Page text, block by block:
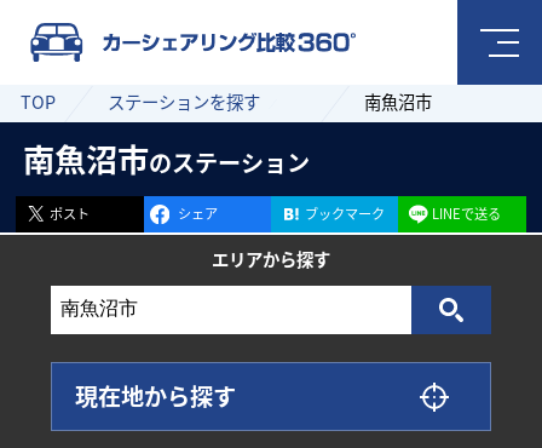
TOP ステーションを探す 南魚沼市
南魚沼市のステーション
ポスト シェア ブックマーク LINEで送る
エリアから探す
現在地から探す